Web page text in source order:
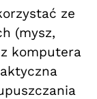
ze
(mysz,
komputera